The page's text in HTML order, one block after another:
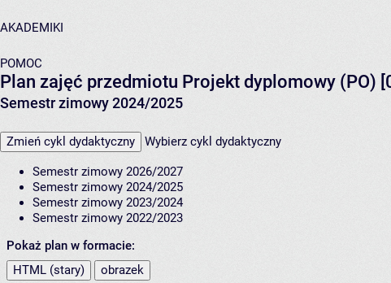
AKADEMIKI
POMOC
Plan zajęć przedmiotu Projekt dyplomowy (PO)
Semestr zimowy 2024/2025
Zmień cykl dydaktyczny Wybierz cykl dydaktyczny
Semestr zimowy 2026/2027
Semestr zimowy 2024/2025
Semestr zimowy 2023/2024
Semestr zimowy 2022/2023
Pokaż plan w formacie:
HTML (stary)
obrazek